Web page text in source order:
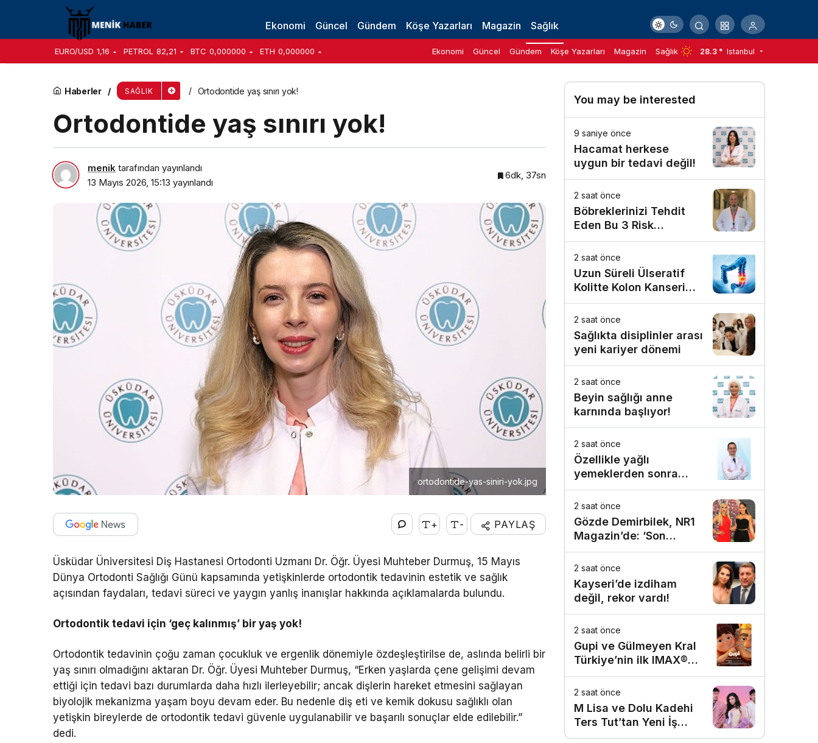
Ekonomi Güncel Gündem Köşe Yazarları Magazin Sağlık
EURO/USD 1,16 PETROL 82,21 BTC 0,000000 ETH 0,000000 Ekonomi Güncel Gündem Köşe Yazarları Magazin Sağlık 28.3 ° Istanbul
Haberler SAĞLIK Ortodontide yaş sınırı yok!
Ortodontide yaş sınırı yok!
menik tarafından yayınlandı
13 Mayıs 2026, 15:13 yayınlandı
6dk, 37sn
ortodontide-yas-siniri-yok.jpg
+ - PAYLAŞ
Üsküdar Üniversitesi Diş Hastanesi Ortodonti Uzmanı Dr. Öğr. Üyesi Muhteber Durmuş, 15 Mayıs
Dünya Ortodonti Sağlığı Günü kapsamında yetişkinlerde ortodontik tedavinin estetik ve sağlık
açısından faydaları, tedavi süreci ve yaygın yanlış inanışlar hakkında açıklamalarda bulundu.
Ortodontik tedavi için ‘geç kalınmış’ bir yaş yok!
Ortodontik tedavinin çoğu zaman çocukluk ve ergenlik dönemiyle özdeşleştirilse de, aslında belirli bir
yaş sınırı olmadığını aktaran Dr. Öğr. Üyesi Muhteber Durmuş, “Erken yaşlarda çene gelişimi devam
ettiği için tedavi bazı durumlarda daha hızlı ilerleyebilir; ancak dişlerin hareket etmesini sağlayan
biyolojik mekanizma yaşam boyu devam eder. Bu nedenle diş eti ve kemik dokusu sağlıklı olan
yetişkin bireylerde de ortodontik tedavi güvenle uygulanabilir ve başarılı sonuçlar elde edilebilir.”
dedi.
You may be interested
9 saniye önce
Hacamat herkese
uygun bir tedavi değil!
2 saat önce
Böbreklerinizi Tehdit
Eden Bu 3 Risk
Faktörüne Dikkat!
2 saat önce
Uzun Süreli Ülseratif
Kolitte Kolon Kanseri
Riski Artıyor mu?
2 saat önce
Sağlıkta disiplinler arası
yeni kariyer dönemi
2 saat önce
Beyin sağlığı anne
karnında başlıyor!
2 saat önce
Özellikle yağlı
yemeklerden sonra
başlıyorsa, gecikmeyin
2 saat önce
Gözde Demirbilek, NR1
Magazin’de: ‘Son
assolist olarak var
olacağım!’
2 saat önce
Kayseri’de izdiham
değil, rekor vardı!
2 saat önce
Gupi ve Gülmeyen Kral
Türkiye’nin ilk IMAX®
animasyon filmi oluyor
2 saat önce
M Lisa ve Dolu Kadehi
Ters Tut’tan Yeni İş
Birliği: Vişne
Memorial Talks-3 Genç Hekimlere İlham Veren Bir Sağlık Zirvesine Dönüştü